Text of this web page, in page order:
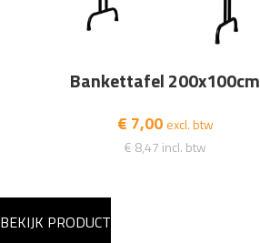
Bankettafel 200x100cm
€ 7,00 excl. btw
€ 8,47 incl. btw
BEKIJK PRODUCT